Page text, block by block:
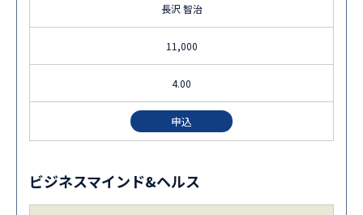
長沢 智治
11,000
4.00
申込
ビジネスマインド&ヘルス